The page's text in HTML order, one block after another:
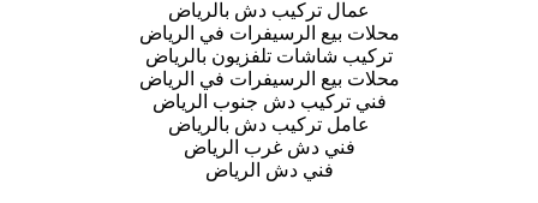
عمال تركيب دش بالرياض
محلات بيع الرسيفرات في الرياض
تركيب شاشات تلفزيون بالرياض
محلات بيع الرسيفرات في الرياض
فني تركيب دش جنوب الرياض
عامل تركيب دش بالرياض
فني دش غرب الرياض
فني دش الرياض